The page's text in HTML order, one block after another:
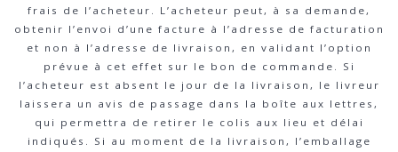
frais de l’acheteur. L’acheteur peut, à sa demande,
obtenir l’envoi d’une facture à l’adresse de facturation
et non à l’adresse de livraison, en validant l’option
prévue à cet effet sur le bon de commande. Si
l’acheteur est absent le jour de la livraison, le livreur
laissera un avis de passage dans la boîte aux lettres,
qui permettra de retirer le colis aux lieu et délai
indiqués. Si au moment de la livraison, l’emballage